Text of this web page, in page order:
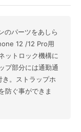
のパーツをあしら
12 /12 Pro用
ットロック機構に
プ部分には通勤通
。ストラップホ
防ぐ事ができま